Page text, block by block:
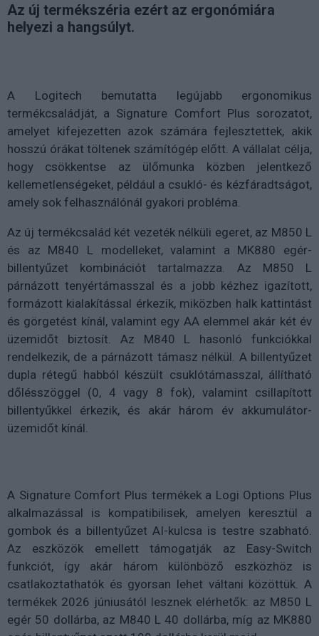
Az új termékszéria ezért az ergonómiára
helyezi a hangsúlyt.
A Logitech bemutatta legújabb ergonomikus
termékcsaládját, a Signature Comfort Plus sorozatot,
amelyet kifejezetten azok számára fejlesztettek, akik
hosszú órákat töltenek számítógép előtt. A vállalat célja,
hogy csökkentse az ülőmunka közben jelentkező
kellemetlenségeket, például a csukló- és kézfáradtságot,
amely sok felhasználónál gyakori probléma.
Az új termékcsalád két vezeték nélküli egeret, az M850 L
és az M840 L modelleket, valamint a MK880 egér-
billentyűzet kombinációt tartalmazza. Az M850 L
párnázott tenyértámasszal és a jobb kézhez igazított,
formázott kialakítással érkezik, miközben halk kattintást
és görgetést kínál, valamint egy AA elemmel akár két év
üzemidőt biztosít. Az M840 L hasonló funkciókkal
rendelkezik, de a párnázott támasz nélkül. A billentyűzet
dupla rétegű habból készült csuklótámasszal, állítható
dőlésszöggel (0, 4 vagy 8 fok), valamint csillapított
billentyűkkel érkezik, és akár három év akkumulátor-
üzemidőt kínál.
A Signature Comfort Plus termékek a Logi Options Plus
alkalmazással is kompatibilisek, amelyen keresztül a
gombok és a billentyűzet AI-kulcsa is testre szabható.
Az eszközök emellett támogatják az Easy-Switch
funkciót, így akár három különböző eszközhöz is
csatlakoztathatók és gyorsan lehet váltani közöttük. A
termékek 2026 júniusától lesznek elérhetők: az M850 L
egér 50 dollárba, az M840 L 40 dollárba, míg az MK880